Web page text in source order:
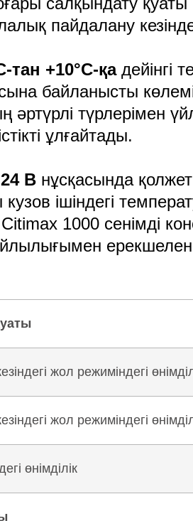
пайдалану
тан +10°C-қадейінгі
байланысты
әртүрлі түрлерімен
ұлғайтады.
24 В нұсқасында
ішіндегі
Citimax 1000 сенімді
жол режиміндегі
жол режиміндегі
өнімділік